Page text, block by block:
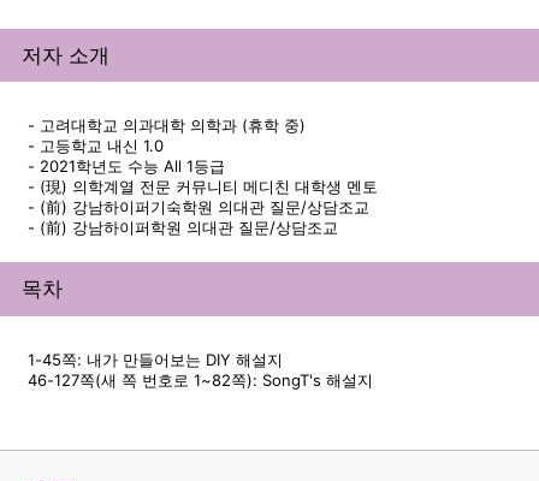
저자 소개
- 고려대학교 의과대학 의학과 (휴학 중)
- 고등학교 내신 1.0
- 2021학년도 수능 All 1등급
- (現) 의학계열 전문 커뮤니티 메디친 대학생 멘토
- (前) 강남하이퍼기숙학원 의대관 질문/상담조교
- (前) 강남하이퍼학원 의대관 질문/상담조교
목차
1-45쪽: 내가 만들어보는 DIY 해설지
46-127쪽(새 쪽 번호로 1~82쪽): SongT's 해설지